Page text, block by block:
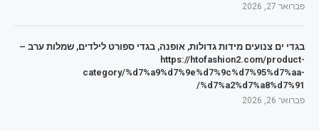
פברואר 27, 2026
בגדי ים צנועים מידות גדולות, אופנה, בגדי ספורט לילדים, שמלות ערב –
https://htofashion2.com/product-
category/%d7%a9%d7%9e%d7%9c%d7%95%d7%aa-
%d7%a2%d7%a8%d7%91/
פברואר 26, 2026